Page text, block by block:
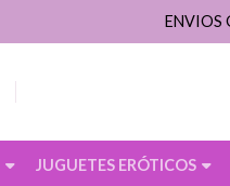
JUGUETES ERÓTICOS
ENVIOS